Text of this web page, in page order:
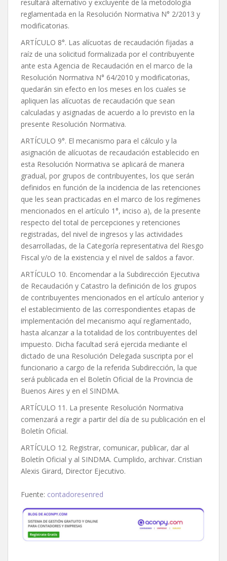
resultará alternativo y excluyente de la metodología
reglamentada en la Resolución Normativa N° 2/2013 y
modificatorias.
ARTÍCULO 8°. Las alícuotas de recaudación fijadas a
raíz de una solicitud formalizada por el contribuyente
ante esta Agencia de Recaudación en el marco de la
Resolución Normativa N° 64/2010 y modificatorias,
quedarán sin efecto en los meses en los cuales se
apliquen las alícuotas de recaudación que sean
calculadas y asignadas de acuerdo a lo previsto en la
presente Resolución Normativa.
ARTÍCULO 9°. El mecanismo para el cálculo y la
asignación de alícuotas de recaudación establecido en
esta Resolución Normativa se aplicará de manera
gradual, por grupos de contribuyentes, los que serán
definidos en función de la incidencia de las retenciones
que les sean practicadas en el marco de los regímenes
mencionados en el artículo 1°, inciso a), de la presente
respecto del total de percepciones y retenciones
registradas, del nivel de ingresos y las actividades
desarrolladas, de la Categoría representativa del Riesgo
Fiscal y/o de la existencia y el nivel de saldos a favor.
ARTÍCULO 10. Encomendar a la Subdirección Ejecutiva
de Recaudación y Catastro la definición de los grupos
de contribuyentes mencionados en el artículo anterior y
el establecimiento de las correspondientes etapas de
implementación del mecanismo aquí reglamentado,
hasta alcanzar a la totalidad de los contribuyentes del
impuesto. Dicha facultad será ejercida mediante el
dictado de una Resolución Delegada suscripta por el
funcionario a cargo de la referida Subdirección, la que
será publicada en el Boletín Oficial de la Provincia de
Buenos Aires y en el SINDMA.
ARTÍCULO 11. La presente Resolución Normativa
comenzará a regir a partir del día de su publicación en el
Boletín Oficial.
ARTÍCULO 12. Registrar, comunicar, publicar, dar al
Boletín Oficial y al SINDMA. Cumplido, archivar. Cristian
Alexis Girard, Director Ejecutivo.
Fuente: contadoresenred